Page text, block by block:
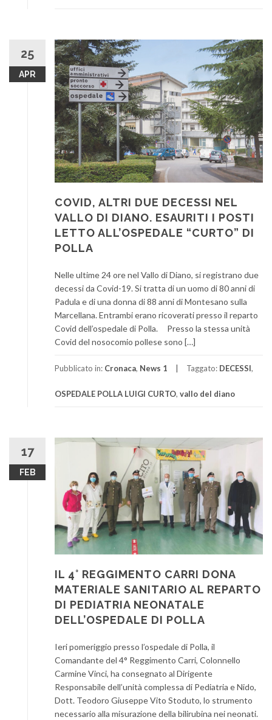
25
APR
COVID, ALTRI DUE DECESSI NEL
VALLO DI DIANO. ESAURITI I POSTI
LETTO ALL’OSPEDALE “CURTO” DI
POLLA
Nelle ultime 24 ore nel Vallo di Diano, si registrano due
decessi da Covid-19. Si tratta di un uomo di 80 anni di
Padula e di una donna di 88 anni di Montesano sulla
Marcellana. Entrambi erano ricoverati presso il reparto
Covid dell’ospedale di Polla. Presso la stessa unità
Covid del nosocomio pollese sono […]
Pubblicato in: Cronaca, News 1 Taggato: DECESSI,
OSPEDALE POLLA LUIGI CURTO, vallo del diano
17
FEB
IL 4° REGGIMENTO CARRI DONA
MATERIALE SANITARIO AL REPARTO
DI PEDIATRIA NEONATALE
DELL’OSPEDALE DI POLLA
Ieri pomeriggio presso l’ospedale di Polla, il
Comandante del 4° Reggimento Carri, Colonnello
Carmine Vinci, ha consegnato al Dirigente
Responsabile dell’unità complessa di Pediatria e Nido,
Dott. Teodoro Giuseppe Vito Stoduto, lo strumento
necessario alla misurazione della bilirubina nei neonati.